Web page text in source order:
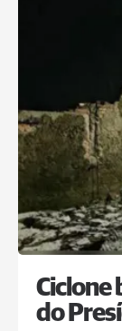
Ciclone
do